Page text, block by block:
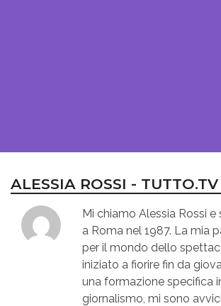
ALESSIA ROSSI - TUTTO.TV
Mi chiamo Alessia Rossi e
a Roma nel 1987. La mia
per il mondo dello
iniziato a fiorire fin da
una formazione specifica
giornalismo, mi sono